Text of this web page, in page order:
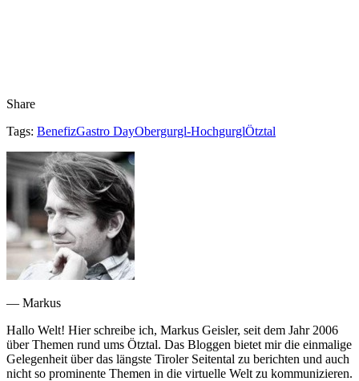
Share
Tags: BenefizGastro DayObergurgl-HochgurglÖtztal
— Markus
Hallo Welt! Hier schreibe ich, Markus Geisler, seit dem Jahr 2006
über Themen rund ums Ötztal. Das Bloggen bietet mir die einmalige
Gelegenheit über das längste Tiroler Seitental zu berichten und auch
nicht so prominente Themen in die virtuelle Welt zu kommunizieren.